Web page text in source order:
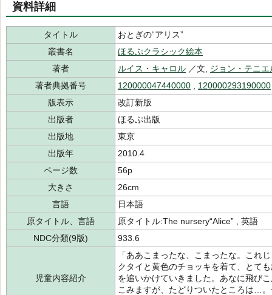
資料詳細
タイトル
おとぎの“アリス”
叢書名
ほるぷクラシック絵本
著者
ルイス・キャロル ／文, ジョン・テニエ
著者典拠番号
120000047440000 120000293190000
版表示
改訂新版
出版者
ほるぷ出版
出版地
東京
出版年
2010.4
ページ数
56p
大きさ
26cm
言語
日本語
原タイトル、言語
原タイトル:The nursery“Alice” , 英語
NDC分類(9版)
933.6
児童内容紹介
「ああこまったな、こまったな。これ
クタイと黄色のチョッキを着て、とて
を追いかけていきました。あなに飛び
こみますが、たどりついたところは…